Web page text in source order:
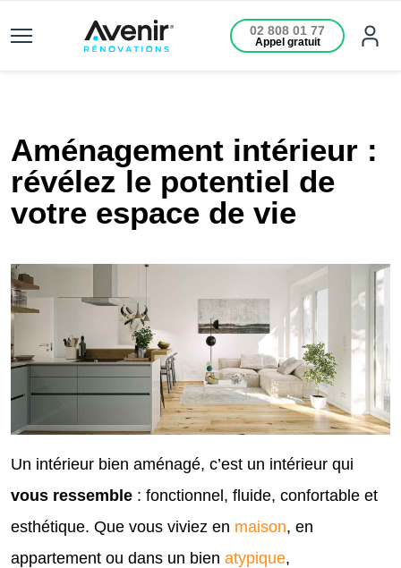
02 808 01 77
Appel gratuit
Aménagement intérieur :
révélez le potentiel de
votre espace de vie
Un intérieur bien aménagé, c’est un intérieur qui
vous ressemble : fonctionnel, fluide, confortable et
esthétique. Que vous viviez en maison, en
appartement ou dans un bien atypique,